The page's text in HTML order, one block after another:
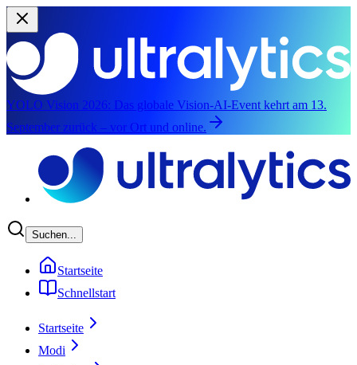
YOLO Vision 2026: Das globale Vision-AI-Event kehrt am 13.
September zurück – vor Ort und online.
Suchen...
Startseite
Schnellstart
Startseite
Modi